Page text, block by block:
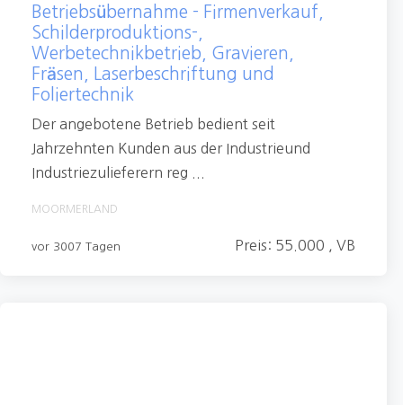
Betriebsübernahme - Firmenverkauf,
Schilderproduktions-​​,
Werbetechnikbetrieb, Gravieren,
Fräsen, Laserbeschriftung und
Foliertechnik
Der angebotene Betrieb bedient seit
Jahrzehnten Kunden aus der Industrieund
Industriezulieferern reg ...
MOORMERLAND
vor 3007 Tagen Preis: 55.000 , VB